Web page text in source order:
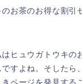
お茶のお得な割引
ヒュウガトウキの
すよね。そしたら
ページを発見する